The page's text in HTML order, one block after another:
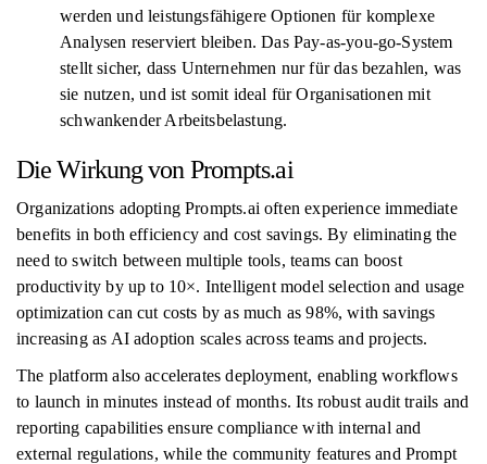
werden und leistungsfähigere Optionen für komplexe
Analysen reserviert bleiben. Das Pay-as-you-go-System
stellt sicher, dass Unternehmen nur für das bezahlen, was
sie nutzen, und ist somit ideal für Organisationen mit
schwankender Arbeitsbelastung.
Die Wirkung von Prompts.ai
Organizations adopting Prompts.ai often experience immediate
benefits in both efficiency and cost savings. By eliminating the
need to switch between multiple tools, teams can boost
productivity by up to 10×. Intelligent model selection and usage
optimization can cut costs by as much as 98%, with savings
increasing as AI adoption scales across teams and projects.
The platform also accelerates deployment, enabling workflows
to launch in minutes instead of months. Its robust audit trails and
reporting capabilities ensure compliance with internal and
external regulations, while the community features and Prompt